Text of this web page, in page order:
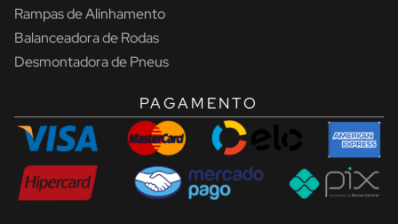
Rampas de Alinhamento
Balanceadora de Rodas
Desmontadora de Pneus
PAGAMENTO